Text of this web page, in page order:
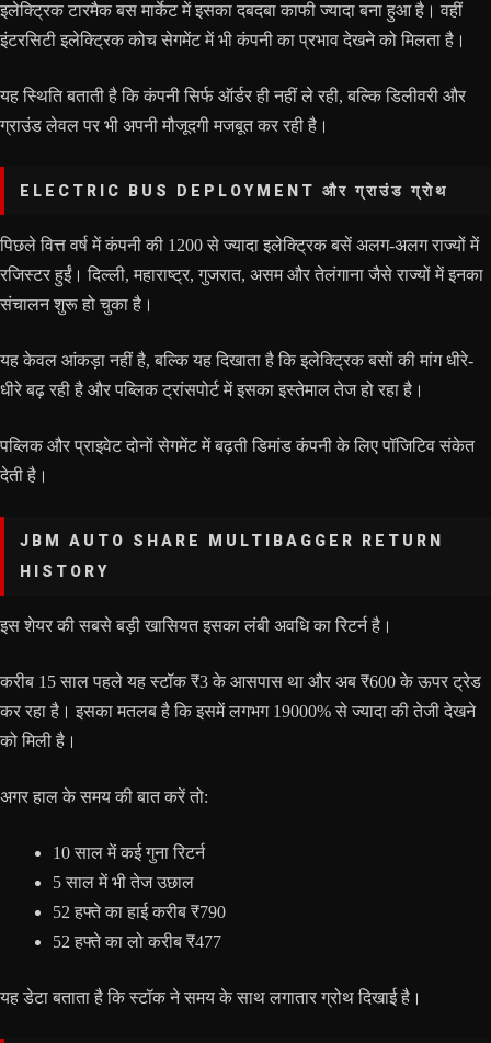
इलेक्ट्रिक टारमैक बस मार्केट में इसका दबदबा काफी ज्यादा बना हुआ है। वहीं
इंटरसिटी इलेक्ट्रिक कोच सेगमेंट में भी कंपनी का प्रभाव देखने को मिलता है।
यह स्थिति बताती है कि कंपनी सिर्फ ऑर्डर ही नहीं ले रही, बल्कि डिलीवरी और
ग्राउंड लेवल पर भी अपनी मौजूदगी मजबूत कर रही है।
ELECTRIC BUS DEPLOYMENT और ग्राउंड ग्रोथ
पिछले वित्त वर्ष में कंपनी की 1200 से ज्यादा इलेक्ट्रिक बसें अलग-अलग राज्यों में
रजिस्टर हुईं। दिल्ली, महाराष्ट्र, गुजरात, असम और तेलंगाना जैसे राज्यों में इनका
संचालन शुरू हो चुका है।
यह केवल आंकड़ा नहीं है, बल्कि यह दिखाता है कि इलेक्ट्रिक बसों की मांग धीरे-
धीरे बढ़ रही है और पब्लिक ट्रांसपोर्ट में इसका इस्तेमाल तेज हो रहा है।
पब्लिक और प्राइवेट दोनों सेगमेंट में बढ़ती डिमांड कंपनी के लिए पॉजिटिव संकेत
देती है।
JBM AUTO SHARE MULTIBAGGER RETURN
HISTORY
इस शेयर की सबसे बड़ी खासियत इसका लंबी अवधि का रिटर्न है।
करीब 15 साल पहले यह स्टॉक ₹3 के आसपास था और अब ₹600 के ऊपर ट्रेड
कर रहा है। इसका मतलब है कि इसमें लगभग 19000% से ज्यादा की तेजी देखने
को मिली है।
अगर हाल के समय की बात करें तो:
10 साल में कई गुना रिटर्न
5 साल में भी तेज उछाल
52 हफ्ते का हाई करीब ₹790
52 हफ्ते का लो करीब ₹477
यह डेटा बताता है कि स्टॉक ने समय के साथ लगातार ग्रोथ दिखाई है।